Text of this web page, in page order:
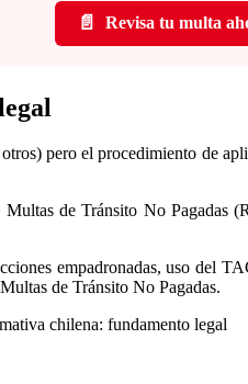
📄 Revisa tu multa
pero el procedimiento de
de Tránsito No Pagadas
empadronadas, uso del
de Tránsito No Pagadas.